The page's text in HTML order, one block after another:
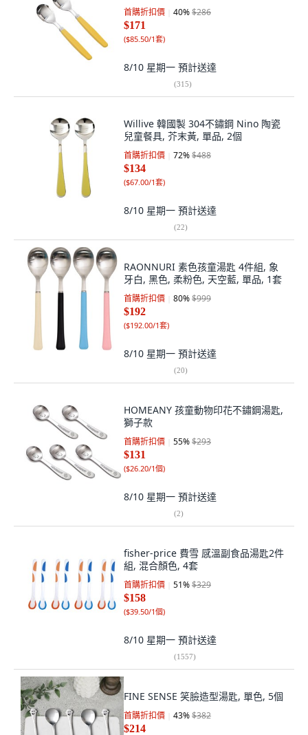
首購折扣價 40%$286
$171
($85.50/1套)
8/10 星期一 預計送達
(315)
Willive 韓國製 304不鏽鋼 Nino 陶瓷
兒童餐具, 芥末黃, 單品, 2個
首購折扣價 72%$488
$134
($67.00/1套)
8/10 星期一 預計送達
(22)
RAONNURI 素色孩童湯匙 4件組, 象
牙白, 黑色, 柔粉色, 天空藍, 單品, 1套
首購折扣價 80%$999
$192
($192.00/1套)
8/10 星期一 預計送達
(20)
HOMEANY 孩童動物印花不鏽鋼湯匙,
獅子款
首購折扣價 55%$293
$131
($26.20/1個)
8/10 星期一 預計送達
(2)
fisher-price 費雪 感溫副食品湯匙2件
組, 混合顏色, 4套
首購折扣價 51%$329
$158
($39.50/1個)
8/10 星期一 預計送達
(1557)
FINE SENSE 笑臉造型湯匙, 單色, 5個
首購折扣價 43%$382
$214